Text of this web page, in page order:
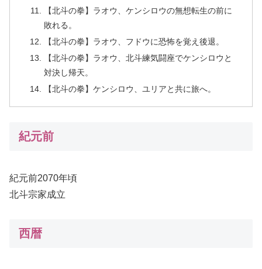
【北斗の拳】ラオウ、ケンシロウの無想転生の前に
敗れる。
【北斗の拳】ラオウ、フドウに恐怖を覚え後退。
【北斗の拳】ラオウ、北斗練気闘座でケンシロウと
対決し帰天。
【北斗の拳】ケンシロウ、ユリアと共に旅へ。
紀元前
紀元前2070年頃
北斗宗家成立
西暦